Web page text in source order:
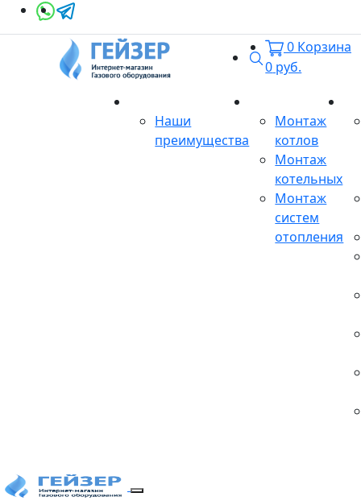
Поиск
0 Корзина
0 руб.
Наши
преимущества
Монтаж
котлов
Монтаж
котельных
Монтаж
систем
отопления